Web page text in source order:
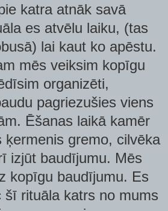
katra atnāk savā
es atvēlu laiku, (tas
lai kaut ko apēstu.
mēs veiksim kopīgu
organizēti,
pagriezušies viens
Ēšanas laikā kamēr
ķermenis gremo, cilvēka
izjūt baudījumu. Mēs
kopīgu baudījumu. Es
šī rituāla katrs no mums